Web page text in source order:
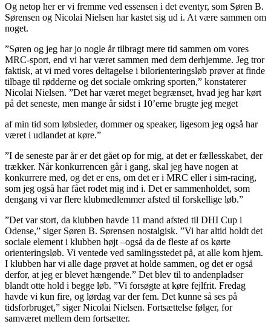
Og netop her er vi fremme ved essensen i det eventyr, som Søren B.
Sørensen og Nicolai Nielsen har kastet sig ud i. At være sammen om
noget.
”Søren og jeg har jo nogle år tilbragt mere tid sammen om vores
MRC-sport, end vi har været sammen med dem derhjemme. Jeg tror
faktisk, at vi med vores deltagelse i bilorienteringsløb prøver at finde
tilbage til rødderne og det sociale omkring sporten,” konstaterer
Nicolai Nielsen. ”Det har været meget begrænset, hvad jeg har kørt
på det seneste, men mange år sidst i 10’erne brugte jeg meget
af min tid som løbsleder, dommer og speaker, ligesom jeg også har
været i udlandet at køre.”
”I de seneste par år er det gået op for mig, at det er fællesskabet, der
trækker. Når konkurrencen går i gang, skal jeg have nogen at
konkurrere med, og det er ens, om det er i MRC eller i sim-racing,
som jeg også har fået rodet mig ind i. Det er sammenholdet, som
dengang vi var flere klubmedlemmer afsted til forskellige løb.”
”Det var stort, da klubben havde 11 mand afsted til DHI Cup i
Odense,” siger Søren B. Sørensen nostalgisk. ”Vi har altid holdt det
sociale element i klubben højt –også da de fleste af os kørte
orienteringsløb. Vi ventede ved samlingsstedet på, at alle kom hjem.
I klubben har vi alle dage prøvet at holde sammen, og det er også
derfor, at jeg er blevet hængende.” Det blev til to andenpladser
blandt otte hold i begge løb. ”Vi forsøgte at køre fejlfrit. Fredag
havde vi kun fire, og lørdag var der fem. Det kunne så ses på
tidsforbruget,” siger Nicolai Nielsen. Fortsættelse følger, for
samværet mellem dem fortsætter.